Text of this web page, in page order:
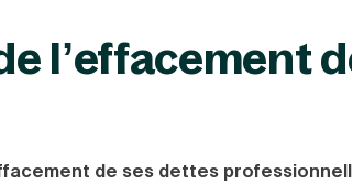
l’effacement
de ses dettes